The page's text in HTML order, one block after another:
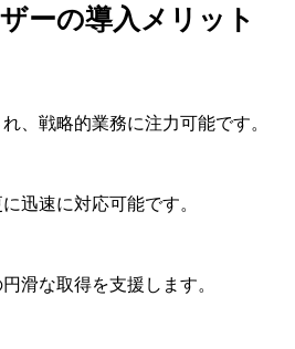
ーの導入メリット
、戦略的業務に注力可能です。
迅速に対応可能です。
滑な取得を支援します。